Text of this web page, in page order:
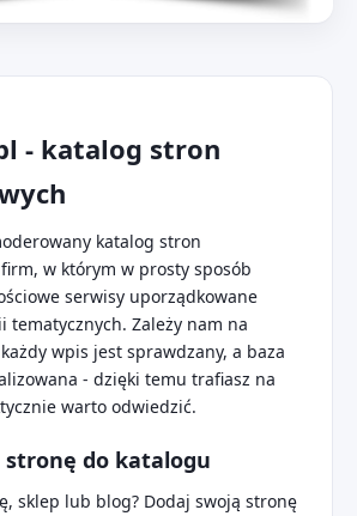
- katalog stron
katalog stron
w którym w prosty sposób
serwisy uporządkowane
tematycznych. Zależy nam na
wpis jest sprawdzany, a baza
- dzięki temu trafiasz na
warto odwiedzić.
stronę do katalogu
sklep lub blog? Dodaj swoją stronę